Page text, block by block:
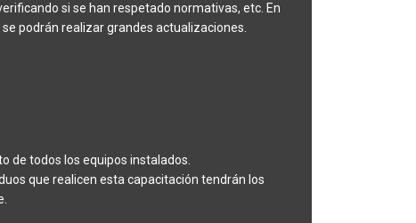
si se han respetado normativas, etc. En
podrán realizar grandes actualizaciones.
de todos los equipos instalados.
que realicen esta capacitación tendrán los